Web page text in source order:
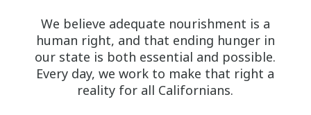
We believe adequate nourishment is a
human right, and that ending hunger in
our state is both essential and possible.
Every day, we work to make that right a
reality for all Californians.